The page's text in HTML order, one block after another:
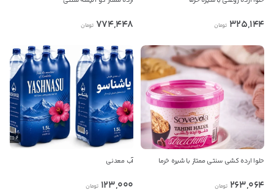
325,144 تومان 774,448 تومان
حلوا ارده کشی سنتی ممتاز با شیره خرما
263,064 تومان
آب معدنی
123,000 تومان